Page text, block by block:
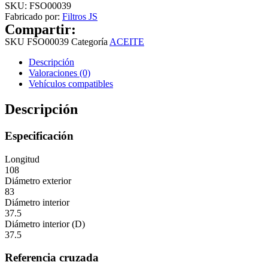
SKU: FSO00039
Fabricado por: Filtros JS
Compartir:
SKU FSO00039 Categoría ACEITE
Descripción
Valoraciones (0)
Vehículos compatibles
Descripción
Especificación
Longitud
108
Diámetro exterior
83
Diámetro interior
37.5
Diámetro interior (D)
37.5
Referencia cruzada